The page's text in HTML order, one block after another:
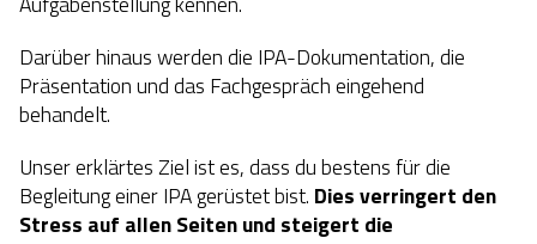
Darüber hinaus werden die IPA-Dokumentation, die
Präsentation und das Fachgespräch eingehend
behandelt.
Unser erklärtes Ziel ist es, dass du bestens für die
Begleitung einer IPA gerüstet bist. Dies verringert den
Stress auf allen Seiten und steigert die